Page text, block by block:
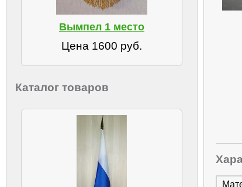
Вымпел 1 место
Цена 1600 руб.
Каталог товаров